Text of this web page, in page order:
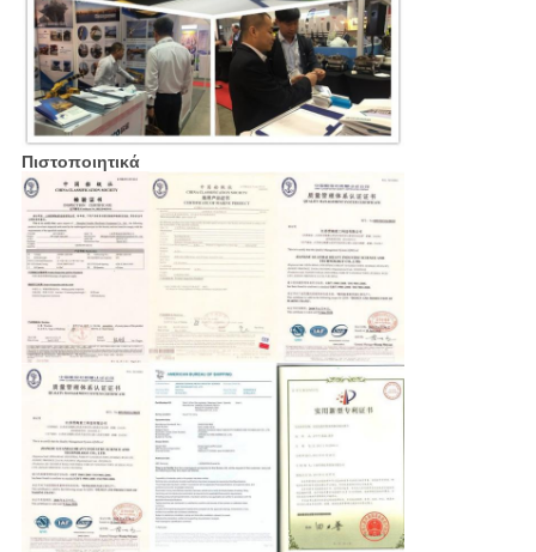
Πιστοποιητικά